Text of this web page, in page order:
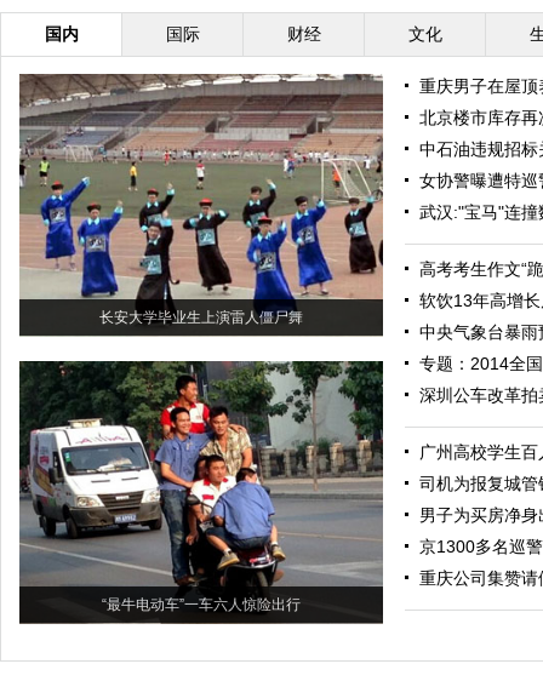
国内 国际 财经 文化
长安大学毕业生上演雷人僵尸舞
“最牛电动车”一车六人惊险出行
重庆男子在屋
北京楼市库存
中石油违规招
女协警曝遭特
武汉:"宝马"连
高考考生作文“
软饮13年高增
中央气象台暴
专题：2014全
深圳公车改革
广州高校学生
司机为报复城
男子为买房净
京1300多名巡
重庆公司集赞